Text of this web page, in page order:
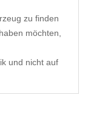
zu finden
möchten,
und nicht auf